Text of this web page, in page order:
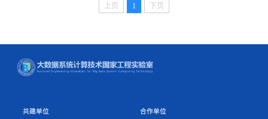
上页 1 下页
共建单位 合作单位